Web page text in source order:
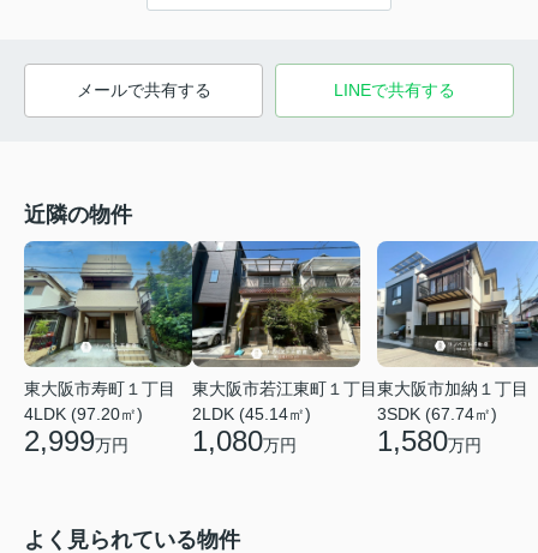
メールで共有する LINEで共有する
近隣の物件
東大阪市寿町１丁目
4LDK (97.20㎡)
2,999万円
東大阪市若江東町１丁目
2LDK (45.14㎡)
1,080万円
東大阪市加納１丁目
3SDK (67.74㎡)
1,580万円
よく見られている物件